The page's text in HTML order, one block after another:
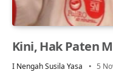
Kini, Hak Paten
I Nengah Susila Yasa 5